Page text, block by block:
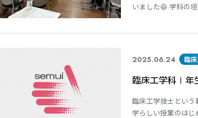
いました😆 学科の
2025.06.24 臨
臨床工学科Ⅰ年
臨床工学技士とい
学らしい授業のはじ
東海歯科医療
東海歯科医療
東海歯科医療
東海歯科医療